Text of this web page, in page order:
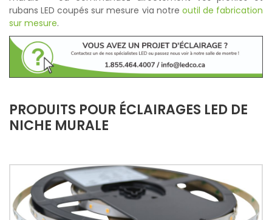
rubans LED coupés sur mesure via notre outil de fabrication
sur mesure.
PRODUITS POUR ÉCLAIRAGES LED DE
NICHE MURALE